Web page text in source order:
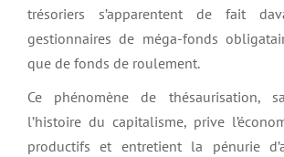
trésoriers s’apparentent de fait
gestionnaires de méga-fonds
que de fonds de roulement.
Ce phénomène de thésaurisation,
l’histoire du capitalisme, prive
productifs et entretient la pénurie